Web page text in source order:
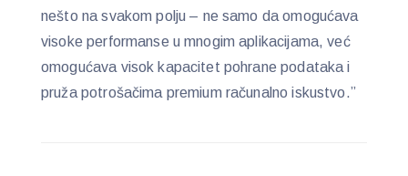
nešto na svakom polju – ne samo da omogućava
visoke performanse u mnogim aplikacijama, već
omogućava visok kapacitet pohrane podataka i
pruža potrošačima premium računalno iskustvo.”